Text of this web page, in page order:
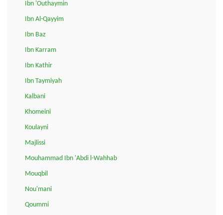
Ibn 'Outhaymin
Ibn Al-Qayyim
Ibn Baz
Ibn Karram
Ibn Kathir
Ibn Taymiyah
Kalbani
Khomeini
Koulayni
Majlissi
Mouhammad Ibn 'Abdi l-Wahhab
Mouqbil
Nou'mani
Qoummi